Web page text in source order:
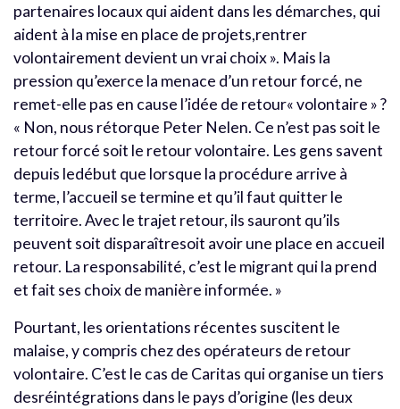
partenaires locaux qui aident dans les démarches, qui
aident à la mise en place de projets,rentrer
volontairement devient un vrai choix ». Mais la
pression qu’exerce la menace d’un retour forcé, ne
remet-elle pas en cause l’idée de retour« volontaire » ?
« Non, nous rétorque Peter Nelen. Ce n’est pas soit le
retour forcé soit le retour volontaire. Les gens savent
depuis ledébut que lorsque la procédure arrive à
terme, l’accueil se termine et qu’il faut quitter le
territoire. Avec le trajet retour, ils sauront qu’ils
peuvent soit disparaîtresoit avoir une place en accueil
retour. La responsabilité, c’est le migrant qui la prend
et fait ses choix de manière informée. »
Pourtant, les orientations récentes suscitent le
malaise, y compris chez des opérateurs de retour
volontaire. C’est le cas de Caritas qui organise un tiers
desréintégrations dans le pays d’origine (les deux